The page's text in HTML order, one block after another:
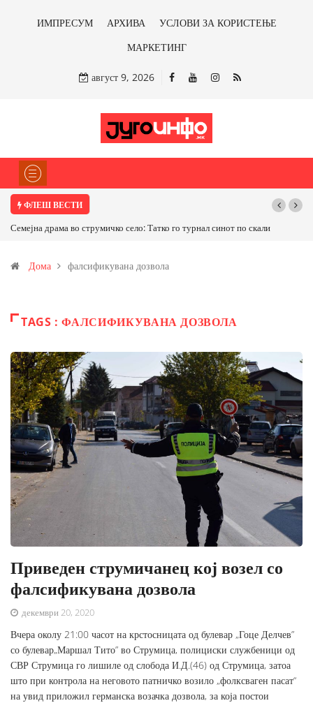
ИМПРЕСУМ АРХИВА
УСЛОВИ ЗА КОРИСТЕЊЕ
МАРКЕТИНГ
август 9, 2026
ФЛЕШ ВЕСТИ
Семејна драма во струмичко село: Татко го турнал синот по скали
Дома фалсификувана дозвола
TAGS : ФАЛСИФИКУВАНА ДОЗВОЛА
Приведен струмичанец кој возел со
фалсификувана дозвола
декември 20, 2020
Вчера околу 21:00 часот на крстосницата од булевар „Гоце Делчев”
со булевар„Маршал Тито” во Струмица, полициски службеници од
СВР Струмица го лишиле од слобода И.Д.(46) од Струмица, затоа
што при контрола на неговото патничко возило „фолксваген пасат“
на увид приложил германска возачка дозвола, за која постои